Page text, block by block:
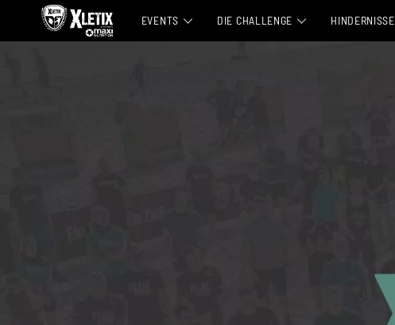
EVENTS DIE CHALLENGE HINDERNISSE